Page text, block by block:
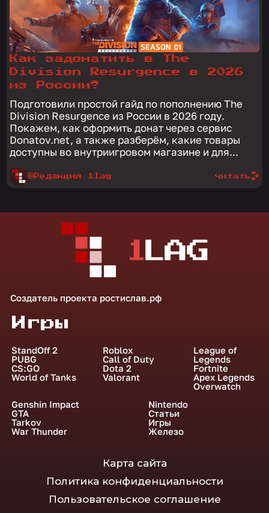
Как задонатить в The
Division Resurgence в 2026
из России?
Подготовили простой гайд по пополнению The
Division Resurgence из России в 2026 году.
Покажем, как оформить донат через сервис
Donatov.net, а также разберём, какие товары
доступны во внутриигровом магазине и для...
@Редакция 1lag читать
Создатель проекта ростислав.рф
Игры
StandOff 2
PUBG
CS:GO
World of Tanks
Roblox
Call of Duty
Dota 2
Valorant
League of
Legends
Fortnite
Apex Legends
Overwatch
Genshin Impact
GTA
Tarkov
War Thunder
Nintendo
Статьи
Игры
Железо
Карта сайта
Политика конфиденциальности
Пользовательское соглашение